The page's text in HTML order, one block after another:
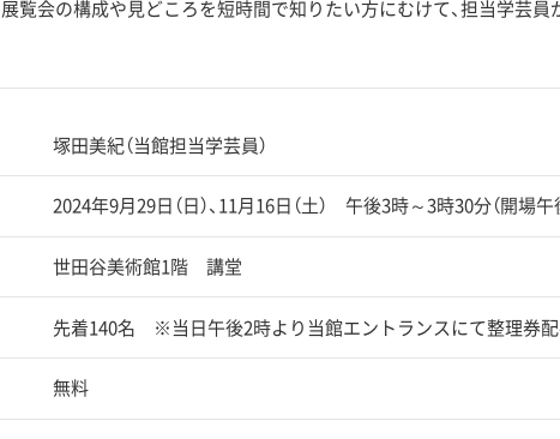
覧会の構成や見どころを短時間で知りたい方にむけて、担当学芸員
塚田美紀（当館担当学芸員）
2024年9月29日（日）、11月16日（土） 午後3時～3時30分（開場午
世田谷美術館1階 講堂
先着140名 ※当日午後2時より当館エントランスにて整理券
無料